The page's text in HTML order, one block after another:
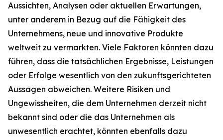
Aussichten, Analysen oder aktuellen Erwartungen,
unter anderem in Bezug auf die Fähigkeit des
Unternehmens, neue und innovative Produkte
weltweit zu vermarkten. Viele Faktoren könnten dazu
führen, dass die tatsächlichen Ergebnisse, Leistungen
oder Erfolge wesentlich von den zukunftsgerichteten
Aussagen abweichen. Weitere Risiken und
Ungewissheiten, die dem Unternehmen derzeit nicht
bekannt sind oder die das Unternehmen als
unwesentlich erachtet, könnten ebenfalls dazu